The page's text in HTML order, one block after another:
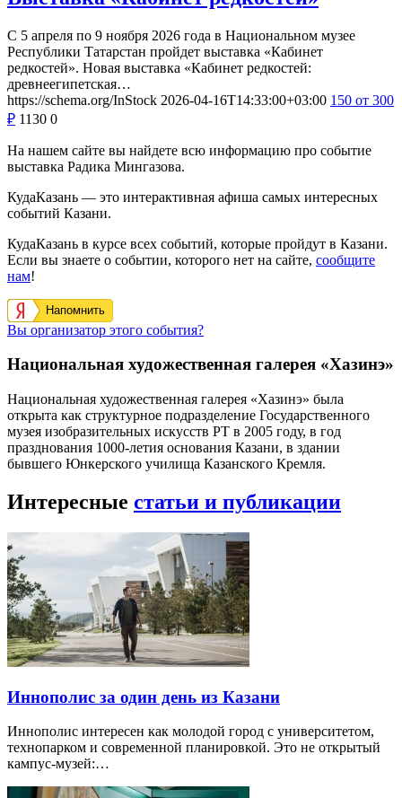
С 5 апреля по 9 ноября 2026 года в Национальном музее
Республики Татарстан пройдет выставка «Кабинет
редкостей». Новая выставка «Кабинет редкостей:
древнеегипетская…
https://schema.org/InStock 2026-04-16T14:33:00+03:00 150 от 300
₽ 1130 0
На нашем сайте вы найдете всю информацию про событие
выставка Радика Мингазова.
КудаКазань — это интерактивная афиша самых интересных
событий Казани.
КудаКазань в курсе всех событий, которые пройдут в Казани.
Если вы знаете о событии, которого нет на сайте, сообщите
нам!
Напомнить
Вы организатор этого события?
Национальная художественная галерея «Хазинэ»
Национальная художественная галерея «Хазинэ» была
открыта как структурное подразделение Государственного
музея изобразительных искусств РТ в 2005 году, в год
празднования 1000-летия основания Казани, в здании
бывшего Юнкерского училища Казанского Кремля.
Интересные статьи и публикации
Иннополис за один день из Казани
Иннополис интересен как молодой город с университетом,
технопарком и современной планировкой. Это не открытый
кампус-музей:…